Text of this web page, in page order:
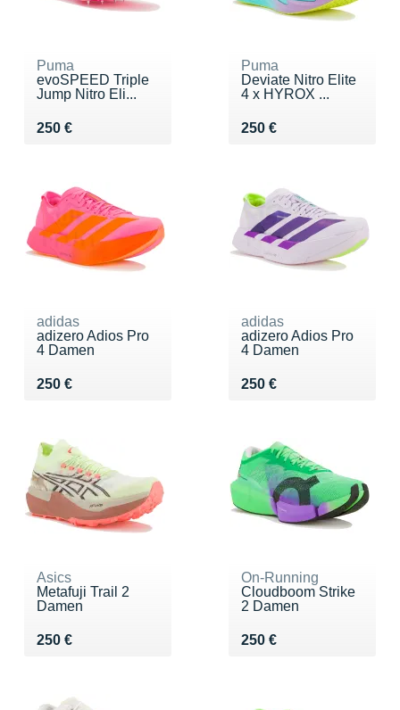
Puma
evoSPEED Triple
Jump Nitro Eli...
250 €
Vendu 250 €
Puma
Deviate Nitro Elite
4 x HYROX ...
250 €
Vendu 250 €
adidas
adizero Adios Pro
4 Damen
250 €
Vendu 250 €
adidas
adizero Adios Pro
4 Damen
250 €
Vendu 250 €
Asics
Metafuji Trail 2
Damen
250 €
Vendu 250 €
On-Running
Cloudboom Strike
2 Damen
250 €
Vendu 250 €